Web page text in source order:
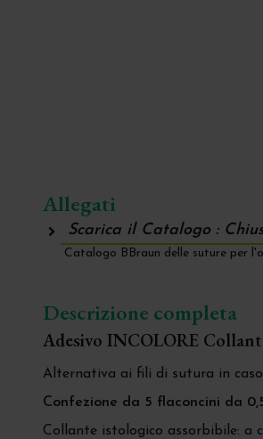
Allegati
Scarica il Catalogo :
Catalogo BBraun delle suture per
Descrizione completa
Adesivo INCOLORE
Alternativa ai fili di sutura in
Confezione da 5 flaconcini da
Collante istologico assorbibile: a